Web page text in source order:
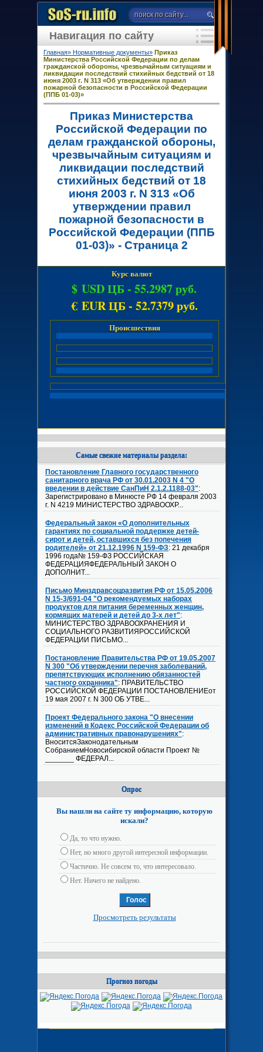
Главная» Нормативные документы» Приказ
Министерства Российской Федерации по делам
гражданской обороны, чрезвычайным ситуациям и
ликвидации последствий стихийных бедствий от 18
июня 2003 г. N 313 «Об утверждении правил
пожарной безопасности в Российской Федерации
(ППБ 01-03)»
Приказ Министерства
Российской Федерации по
делам гражданской обороны,
чрезвычайным ситуациям и
ликвидации последствий
стихийных бедствий от 18
июня 2003 г. N 313 «Об
утверждении правил
пожарной безопасности в
Российской Федерации (ППБ
01-03)» - Страница 2
Курс валют
$ USD ЦБ - 55.2987 руб.
€ EUR ЦБ - 52.7379 руб.
Происшествия
Самые свежие материалы раздела:
Постановление Главного государственного
санитарного врача РФ от 30.01.2003 N 4 "О
введении в действие СанПиН 2.1.2.1188-03":
Зарегистрировано в Минюсте РФ 14 февраля 2003
г. N 4219 МИНИСТЕРСТВО ЗДРАВООХР...
Федеральный закон «О дополнительных
гарантиях по социальной поддержке детей-
сирот и детей, оставшихся без попечения
родителей» от 21.12.1996 N 159-ФЗ: 21 декабря
1996 года№ 159-ФЗ РОССИЙСКАЯ
ФЕДЕРАЦИЯФЕДЕРАЛЬНЫЙ ЗАКОН О
ДОПОЛНИТ...
Письмо Минздравсоцразвития РФ от 15.05.2006
N 15-3/691-04 "О рекомендуемых наборах
продуктов для питания беременных женщин,
кормящих матерей и детей до 3-х лет":
МИНИСТЕРСТВО ЗДРАВООХРАНЕНИЯ И
СОЦИАЛЬНОГО РАЗВИТИЯРОССИЙСКОЙ
ФЕДЕРАЦИИ ПИСЬМО...
Постановление Правительства РФ от 19.05.2007
N 300 "Об утверждении перечня заболеваний,
препятствующих исполнению обязанностей
частного охранника": ПРАВИТЕЛЬСТВО
РОССИЙСКОЙ ФЕДЕРАЦИИ ПОСТАНОВЛЕНИЕот
19 мая 2007 г. N 300 ОБ УТВЕ...
Проект Федерального закона "О внесении
изменений в Кодекс Российской Федерации об
административных правонарушениях":
ВноситсяЗаконодательным
СобраниемНовосибирской области Проект №
_______ ФЕДЕРАЛ...
Опрос
Вы нашли на сайте ту информацию, которую
искали?
Да, то что нужно.
Нет, но много другой интересной информации.
Частично. Не совсем то, что интересовало.
Нет. Ничего не найдено.
Просмотреть результаты
Прогноз погоды
Навигация по сайту